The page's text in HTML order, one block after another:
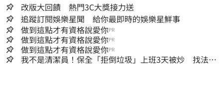
改版大回饋 熱門3C大獎接力送
追蹤訂閱娛樂星聞 給你最即時的娛樂星鮮事
做到這點才有資格說愛你PR
做到這點才有資格說愛你PR
做到這點才有資格說愛你PR
我不是清潔員！保全「拒倒垃圾」上班3天被炒 找法院